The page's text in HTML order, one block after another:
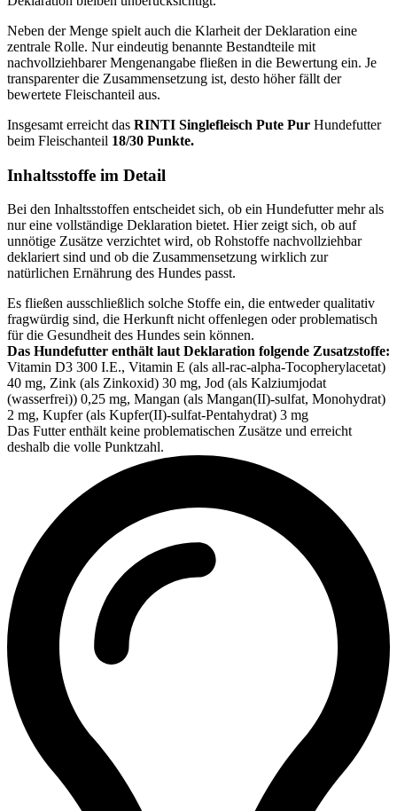
Neben der Menge spielt auch die Klarheit der Deklaration eine
zentrale Rolle. Nur eindeutig benannte Bestandteile mit
nachvollziehbarer Mengenangabe fließen in die Bewertung ein. Je
transparenter die Zusammensetzung ist, desto höher fällt der
bewertete Fleischanteil aus.
Insgesamt erreicht das RINTI Singlefleisch Pute Pur Hundefutter
beim Fleischanteil 18/30 Punkte.
Inhaltsstoffe im Detail
Bei den Inhaltsstoffen entscheidet sich, ob ein Hundefutter mehr als
nur eine vollständige Deklaration bietet. Hier zeigt sich, ob auf
unnötige Zusätze verzichtet wird, ob Rohstoffe nachvollziehbar
deklariert sind und ob die Zusammensetzung wirklich zur
natürlichen Ernährung des Hundes passt.
Es fließen ausschließlich solche Stoffe ein, die entweder qualitativ
fragwürdig sind, die Herkunft nicht offenlegen oder problematisch
für die Gesundheit des Hundes sein können.
Das Hundefutter enthält laut Deklaration folgende Zusatzstoffe:
Vitamin D3 300 I.E., Vitamin E (als all-rac-alpha-Tocopherylacetat)
40 mg, Zink (als Zinkoxid) 30 mg, Jod (als Kalziumjodat
(wasserfrei)) 0,25 mg, Mangan (als Mangan(II)-sulfat, Monohydrat)
2 mg, Kupfer (als Kupfer(II)-sulfat-Pentahydrat) 3 mg
Das Futter enthält keine problematischen Zusätze und erreicht
deshalb die volle Punktzahl.